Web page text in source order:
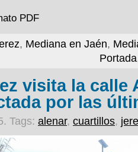
PDF
, Mediana en Jaén,
Portada
visita la calle
por las
Tags: alenar, cuartillos,